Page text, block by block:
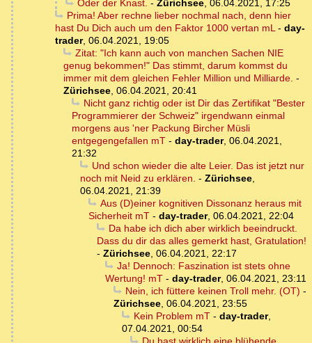
Oder der Knast. - Zürichsee, 06.04.2021, 17:25
Prima! Aber rechne lieber nochmal nach, denn hier
hast Du Dich auch um den Faktor 1000 vertan mL - day-
trader, 06.04.2021, 19:05
Zitat: "Ich kann auch von manchen Sachen NIE
genug bekommen!" Das stimmt, darum kommst du
immer mit dem gleichen Fehler Million und Milliarde. -
Zürichsee 06.04.2021, 20:41
Nicht ganz richtig oder ist Dir das Zertifikat "Bester
Programmierer der Schweiz" irgendwann einmal
morgens aus 'ner Packung Bircher Müsli
entgegengefallen mT - day-trader, 06.04.2021,
21:32
Und schon wieder die alte Leier. Das ist jetzt nur
noch mit Neid zu erklären. - Zürichsee
06.04.2021, 21:39
Aus (D)einer kognitiven Dissonanz heraus mit
Sicherheit mT - day-trader, 06.04.2021, 22:04
Da habe ich dich aber wirklich beeindruckt.
Dass du dir das alles gemerkt hast, Gratulation!
- Zürichsee 06.04.2021, 22:17
Ja! Dennoch: Faszination ist stets ohne
Wertung! mT - day-trader, 06.04.2021, 23:11
Nein, ich füttere keinen Troll mehr. (OT) -
Zürichsee 06.04.2021, 23:55
Kein Problem mT- day-trader,
07.04.2021, 00:54